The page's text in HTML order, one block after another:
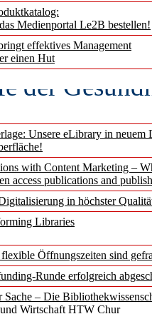
Medienportal Le2B bestellen!
effektives Management
einen Hut
Unsere eLibrary in neuem
with Content Marketing –
access publications and
in höchster
Libraries
Öffnungszeiten sind
Runde erfolgreich
Sache – Die
Wirtschaft HTW Chur
der